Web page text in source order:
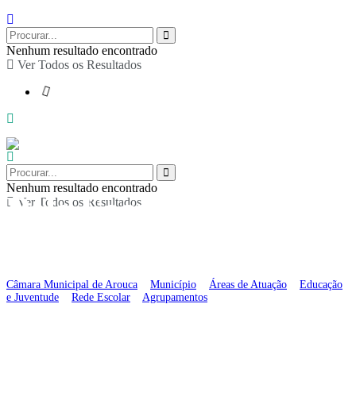
Nenhum resultado encontrado
Ver Todos os Resultados
Nenhum resultado encontrado
Ver Todos os Resultados
Pólo Escolar da
Câmara Municipal de Arouca Município Áreas de Atuação
Educação
e Juventude
Rede Escolar Agrupamentos